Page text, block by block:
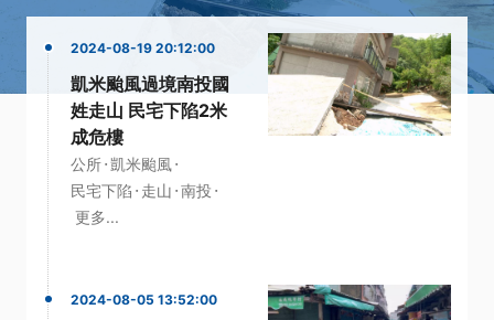
2024-08-19 20:12:00
凱米颱風過境南投國
姓走山 民宅下陷2米
成危樓
公所·凱米颱風·
民宅下陷 · 走山 ·南投 ·
更多...
2024-08-05 13:52:00